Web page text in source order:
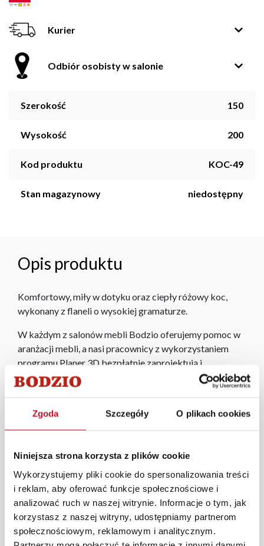
Zgoda Szczegóły O plikach cookies
Niniejsza strona korzysta z plików cookie
Wykorzystujemy pliki cookie do spersonalizowania treści
i reklam, aby oferować funkcje społecznościowe i
analizować ruch w naszej witrynie. Informacje o tym, jak
korzystasz z naszej witryny, udostępniamy partnerom
społecznościowym, reklamowym i analitycznym.
Kurier
Odbiór osobisty w salonie
Szerokość 150
Wysokość 200
Kod produktu KOC-49
Stan magazynowy niedostępny
Opis produktu
Komfortowy, miły w dotyku oraz ciepły różowy koc,
wykonany z flaneli o wysokiej gramaturze.
W każdym z salonów mebli Bodzio oferujemy pomoc w
aranżacji mebli, a nasi pracownicy z wykorzystaniem
programu Planer 3D bezpłatnie zaprojektują i
przygotują kompleksową wizualizację Państwa
pomieszczenia wraz z wyceną. Każde zamówienie
roboczych na terenie całej Polski. W przypadku
zamówień internetowych czas dostawy wynosi do 5 dni
zamówienia powyżej 1000 zł dostarczamy gratis
niezależnie od miejsca złożenia zamówienia.
Zdjęcia produktów mają charakter poglądowy.
Rzeczywiste kolory i struktura materiałów mogą różnić
się od widocznych na ekranie, zależnie od ustawień
monitora, rodzaju wyświetlacza i oświetlenia.